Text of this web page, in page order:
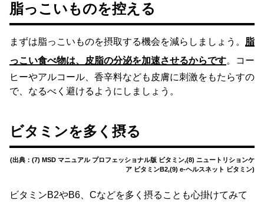
脂っこいものを控える
まずは脂っこいものを摂取する機会を減らしましょう。 脂
っこい食べ物は、皮脂の分泌を加速させるからです。コー
ヒーやアルコール、香辛料なども皮膚に刺激をもたらすの
で、なるべく避けるようにしましょう。
ビタミンを多く摂る
(出典：(7) MSD マニュアル プロフェッショナル版 ビタミン,(8) ニュートリションケ
ア ビタミンB2,(9) e-ヘルスネット ビタミン)
ビタミンB2やB6、Cなどを多く摂ることも心掛けてみて